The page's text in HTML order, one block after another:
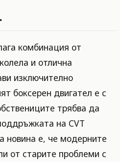
комбинация от
и отлична
изключително
боксерен двигател е с
трябва да
на CVT
новина е, че модерните
от старите проблеми с